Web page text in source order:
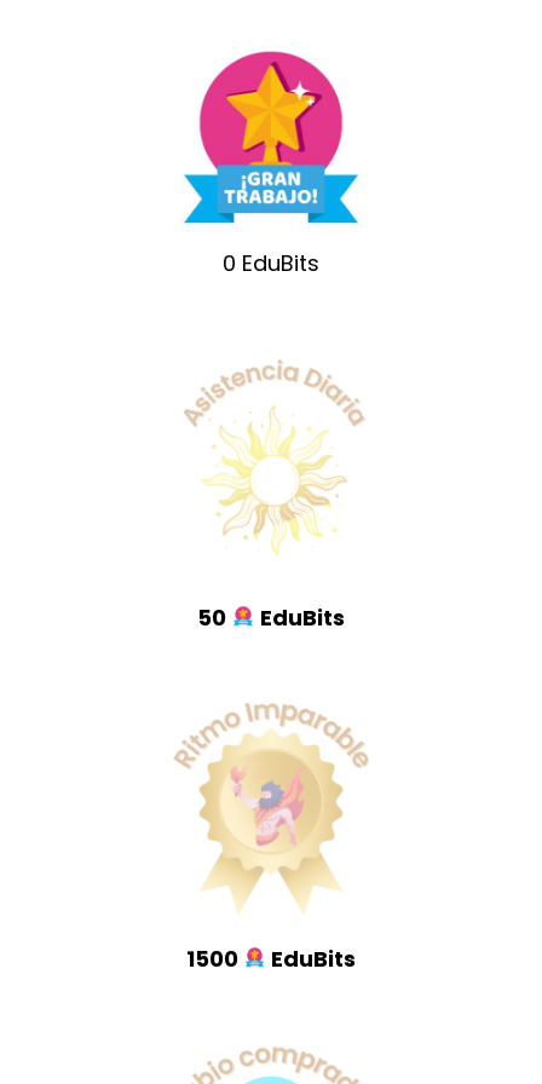
0 EduBits
50 EduBits
1500 EduBits